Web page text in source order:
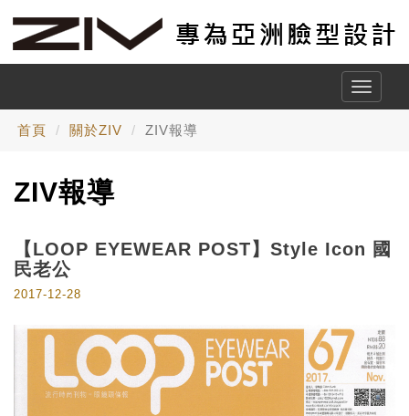
Toggle
首頁 關於ZIV ZIV報導
ZIV報導
【LOOP EYEWEAR POST】Style Icon 國
民老公
2017-12-28